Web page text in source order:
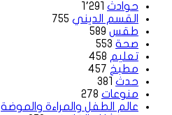
حوادث 1٬291
القسم الديني 755
طقس 589
صحة 553
تعليم 458
مطبخ 457
حدث 381
منوعات 278
عالم الطفل والمراءة والموضة